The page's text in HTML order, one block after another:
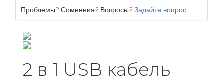
Проблемы? Сомнения? Вопросы? Задайте вопрос!
2 в 1 USB кабель